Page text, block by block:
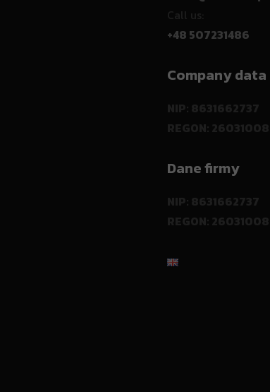
+48 507231486
Company data
Dane firmy